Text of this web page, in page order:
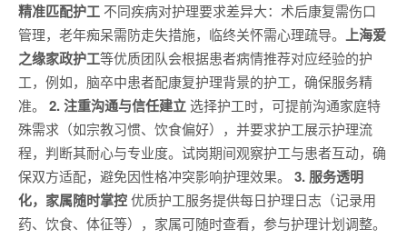
精准匹配护工 不同疾病对护理要求差异大：术后康复需伤口
管理，老年痴呆需防走失措施，临终关怀需心理疏导。 上海爱
之缘家政护工等优质团队会根据患者病情推荐对应经验的护
工，例如，脑卒中患者配康复护理背景的护工，确保服务精
准。 2. 注重沟通与信任建立选择护工时，可提前沟通家庭特
殊需求（如宗教习惯、饮食偏好），并要求护工展示护理流
程，判断其耐心与专业度。试岗期间观察护工与患者互动，确
保双方适配，避免因性格冲突影响护理效果。 3. 服务透明
化，家属随时掌控优质护工服务提供每日护理日志（记录用
药、饮食、体征等），家属可随时查看，参与护理计划调整。